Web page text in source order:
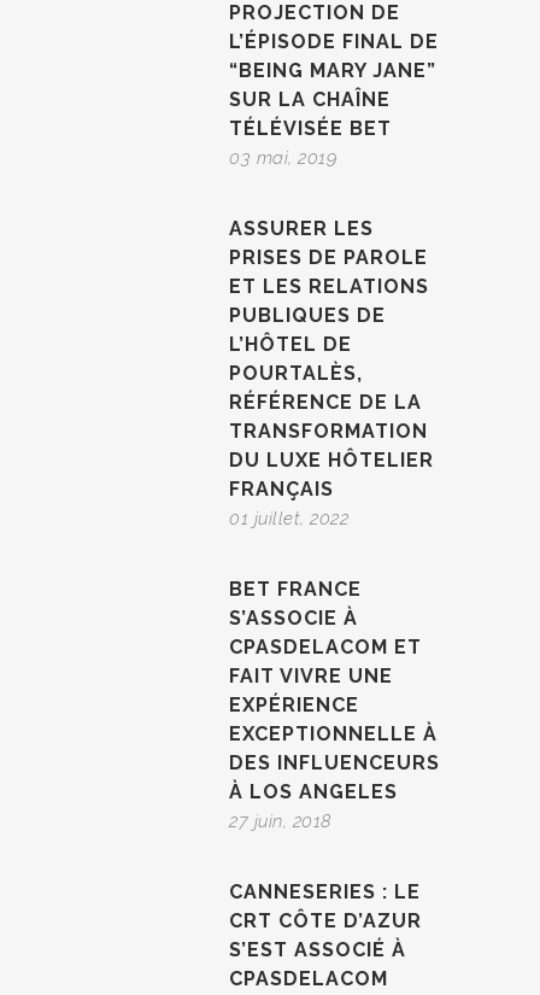
PROJECTION DE
L’ÉPISODE FINAL DE
“BEING MARY JANE”
SUR LA CHAÎNE
TÉLÉVISÉE BET
03 mai, 2019
ASSURER LES
PRISES DE PAROLE
ET LES RELATIONS
PUBLIQUES DE
L’HÔTEL DE
POURTALÈS,
RÉFÉRENCE DE LA
TRANSFORMATION
DU LUXE HÔTELIER
FRANÇAIS
01 juillet, 2022
BET FRANCE
S’ASSOCIE À
CPASDELACOM ET
FAIT VIVRE UNE
EXPÉRIENCE
EXCEPTIONNELLE À
DES INFLUENCEURS
À LOS ANGELES
27 juin, 2018
CANNESERIES : LE
CRT CÔTE D’AZUR
S’EST ASSOCIÉ À
CPASDELACOM